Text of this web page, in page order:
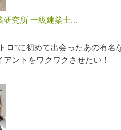
研究所 一級建築士...
ロ”に初めて出会ったあの有
アントをワクワクさせたい！